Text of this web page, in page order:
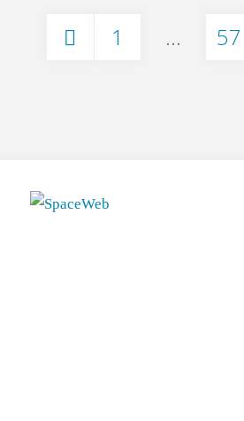
квартир
1 … 57